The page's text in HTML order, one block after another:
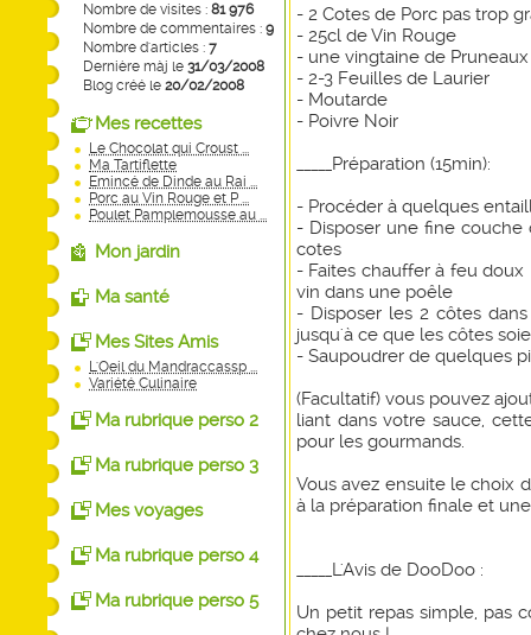
Nombre de visites : 81 976
Nombre de commentaires : 9
Nombre d'articles : 7
Dernière màj le 31/03/2008
Blog créé le 20/02/2008
Mes recettes
Le Chocolat qui Croust ...
Ma Tartiflette
Emincé de Dinde au Rai ...
Porc au Vin Rouge et P ...
Poulet Pamplemousse au ...
Mon jardin
Ma santé
Mes Sites Amis
L'Oeil du Mandraccassp ...
Variété Culinaire
Ma rubrique perso 2
Ma rubrique perso 3
Mes voyages
Ma rubrique perso 4
Ma rubrique perso 5
- 2 Cotes de Porc pas trop
- 25cl de Vin Rouge
- une vingtaine de
- 2-3 Feuilles de Laurier
- Moutarde
- Poivre Noir
_____Préparation (15min):
- Procéder à quelques
- Disposer une fine
cotes
- Faites chauffer à feu
vin dans une poêle
- Disposer les 2 côtes
jusqu'à ce que les côtes
- Saupoudrer de quelques
(Facultatif) vous pouvez
liant dans votre sauce,
pour les gourmands.
Vous avez ensuite le choix
à la préparation finale et
_____L'Avis de DooDoo :
Un petit repas simple, pas